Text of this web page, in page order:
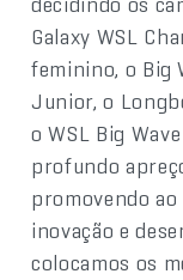
Galaxy WSL
feminino, o Big
Junior, o
o WSL Big
profundo
promovendo
inovação e
colocamos os